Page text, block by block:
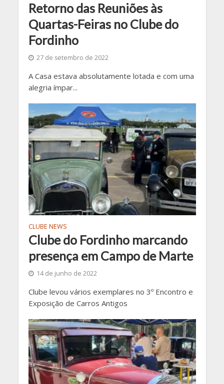
Retorno das Reuniões às
Quartas-Feiras no Clube do
Fordinho
27 de setembro de 2022
A Casa estava absolutamente lotada e com uma
alegria ímpar...
CLUBE NEWS
Clube do Fordinho marcando
presença em Campo de Marte
14 de junho de 2022
Clube levou vários exemplares no 3º Encontro e
Exposição de Carros Antigos